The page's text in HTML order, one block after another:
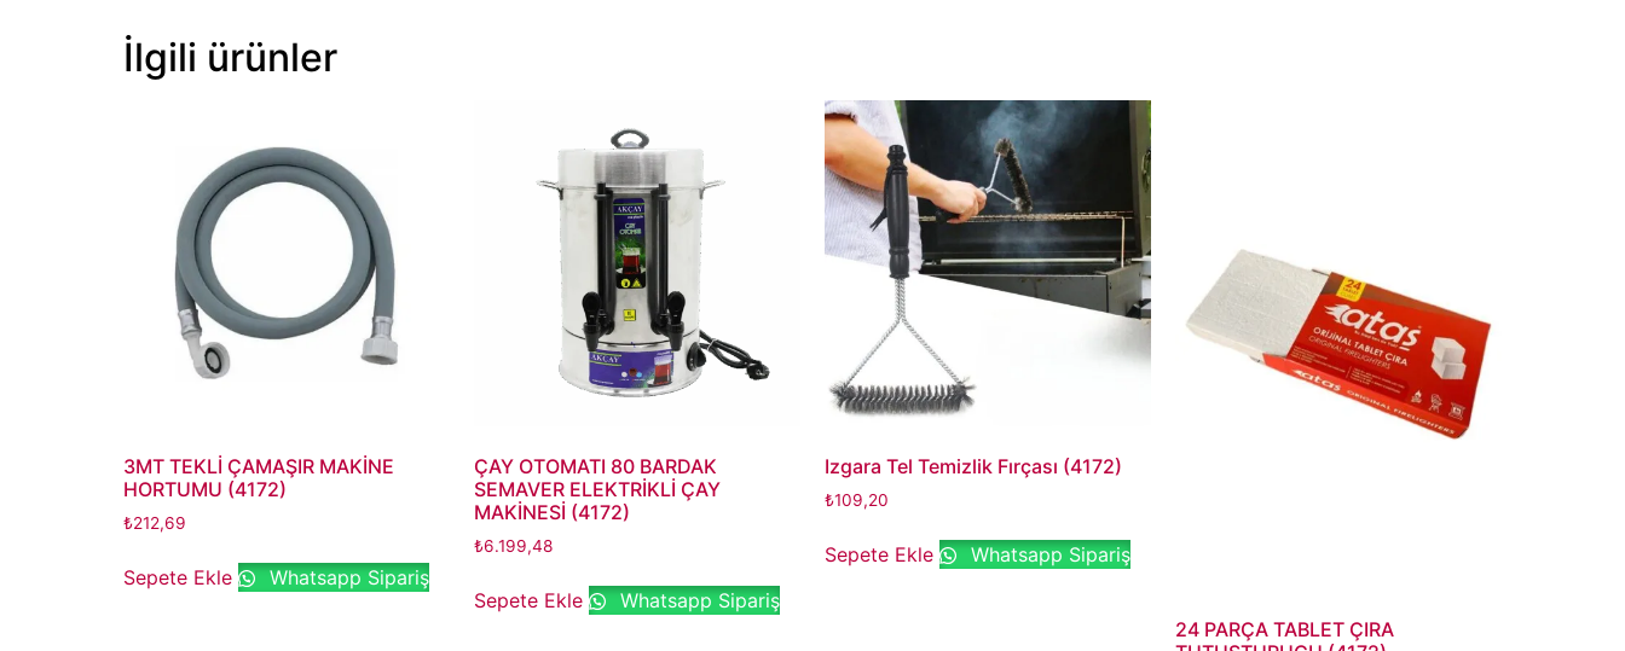
İlgili ürünler
3MT TEKLİ ÇAMAŞIR MAKİNE
HORTUMU (4172)
₺212,69
Sepete Ekle Whatsapp Sipariş
ÇAY OTOMATI 80 BARDAK
SEMAVER ELEKTRİKLİ ÇAY
MAKİNESİ (4172)
₺6.199,48
Sepete Ekle Whatsapp Sipariş
Izgara Tel Temizlik Fırçası (4172)
₺109,20
Sepete Ekle Whatsapp Sipariş
24 PARÇA TABLET ÇIRA